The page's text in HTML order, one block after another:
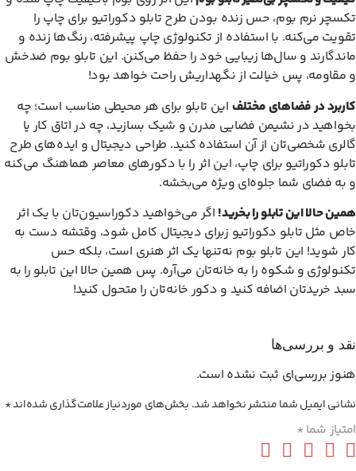
تکسچر نرم بوم، حس زنده بودن طرح تابلو دکوراتیو برای چاپ را
تقویت می‌کنه. با استفاده از تکنولوژی چاپ پیشرفته، رنگ‌ها زنده و
ماندگارند و سال‌ها زیبایی خود را حفظ می‌کنن. این تابلو بوم ضدخش
و مقاومه، پس خیالت از نگهداریش راحت خواهد بود!
کاربرد در فضاهای مختلف این تابلو برای هر محیطی مناسب است؛ چه
بخواهید در نشیمن فضایی مدرن و شیک بسازید، چه در اتاق کار یا
گالری شخصی‌تان از آن استفاده کنید. طراحی دیجیتال و ایده‌های طرح
تابلو دکوراتیو برای چاپ، این اثر را با دکورهای معاصر هماهنگ می‌کنه
و به فضای شما جلوه‌ای ویژه می‌بخشه.
همین حالا این تابلو را بخرید! اگر می‌خواهید دکوراسیون‌تان با یک اثر
خاص مثل تابلو دکوراتیو زبرای دیجیتال کامل شود، وقتشه دست به
کار شوید! این تابلو بوم نه‌تنها یک اثر هنری است، بلکه حس
تکنولوژی و شکوه را به خانه‌تان می‌آره. پس همین حالا این تابلو را به
سبد خریدتان اضافه کنید و دکور خانه‌تان را متحول کنید!
نقد و بررسی‌ها
هنوز بررسی‌ای ثبت نشده است.
نشانی ایمیل شما منتشر نخواهد شد. بخش‌های موردنیاز علامت‌گذاری شده‌اند*
امتیاز شما *